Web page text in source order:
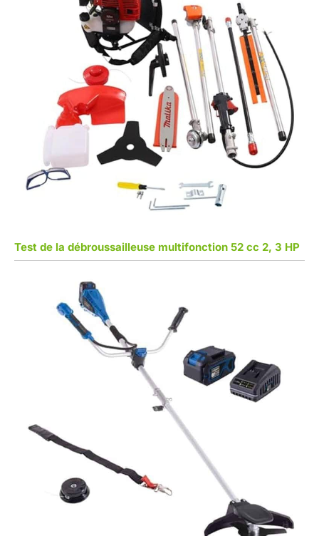
Test de la débroussailleuse multifonction 52 cc 2, 3 HP